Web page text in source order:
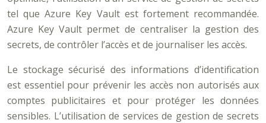
tel que Azure Key Vault est fortement recommandée.
Azure Key Vault permet de centraliser la gestion des
secrets, de contrôler l’accès et de journaliser les accès.
Le stockage sécurisé des informations d’identification
est essentiel pour prévenir les accès non autorisés aux
comptes publicitaires et pour protéger les données
sensibles. L’utilisation de services de gestion de secrets